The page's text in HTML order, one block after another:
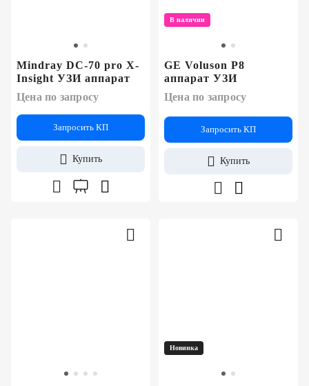
Mindray DC-70 pro X-
Insight УЗИ аппарат
Цена по запросу
Запросить КП
Купить
В наличии
GE Voluson P8
аппарат УЗИ
Цена по запросу
Запросить КП
Купить
Новинка